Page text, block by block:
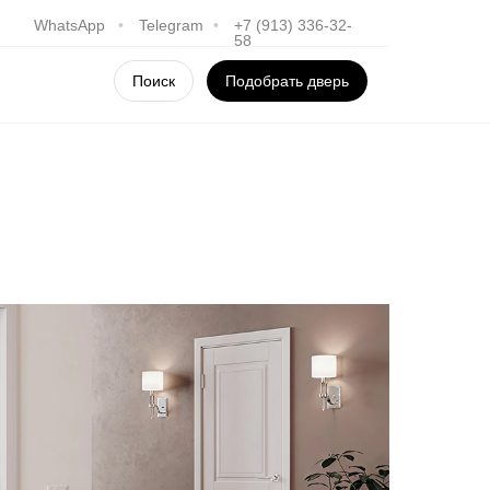
WhatsApp • Telegram •
+7 (913) 336-32-
58
Поиск Подобрать дверь